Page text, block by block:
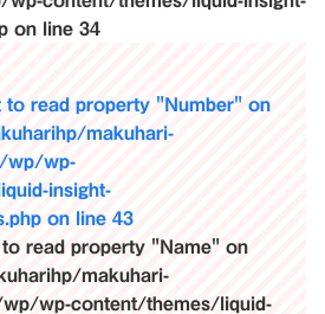
on line 34
to read property "Number" on
makuhari-
wp/wp-
insight-
on line 43
read property "Name" on
makuhari-
wp-content/themes/liquid-